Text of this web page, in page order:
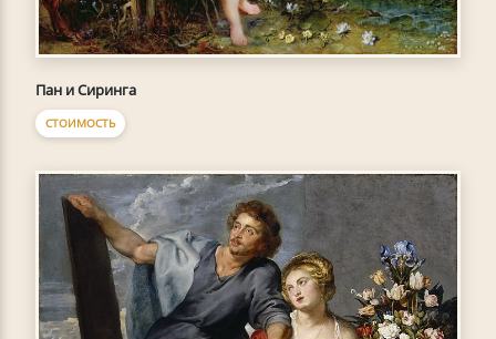
Пан и Сиринга
СТОИМОСТЬ